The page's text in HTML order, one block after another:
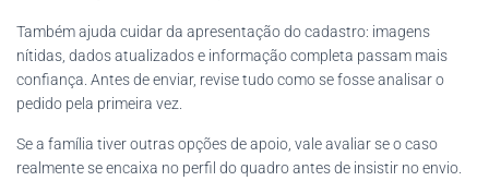
Também ajuda cuidar da apresentação do cadastro: imagens
nítidas, dados atualizados e informação completa passam mais
confiança. Antes de enviar, revise tudo como se fosse analisar o
pedido pela primeira vez.
Se a família tiver outras opções de apoio, vale avaliar se o caso
realmente se encaixa no perfil do quadro antes de insistir no envio.